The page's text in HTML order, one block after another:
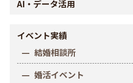
AI・データ活用
イベント実績
結婚相談所
婚活イベント